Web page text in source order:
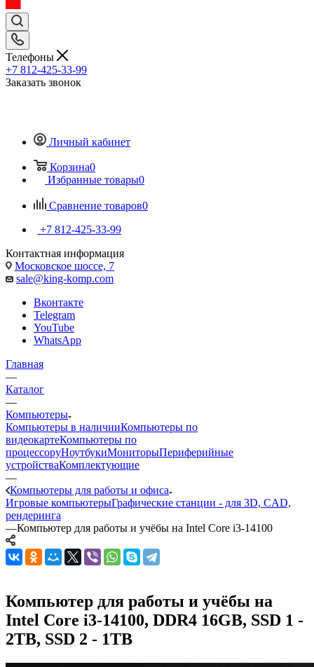
Телефоны
+7 812-425-33-99
Заказать звонок
Личный кабинет
Корзина0
Избранные товары0
Сравнение товаров0
+7 812-425-33-99
Контактная информация
Московское шоссе, 7
sale@king-komp.com
Вконтакте
Telegram
YouTube
WhatsApp
Главная
—
Каталог
—
Компьютеры
Компьютеры в наличииКомпьютеры по
видеокартеКомпьютеры по
процессоруНоутбукиМониторыПериферийные
устройстваКомплектующие
—
Компьютеры для работы и офиса
Игровые компьютерыГрафические станции - для 3D, CAD,
рендеринга
—Компьютер для работы и учёбы на Intel Core i3-14100
Компьютер для работы и учёбы на
Intel Core i3-14100, DDR4 16GB, SSD 1 -
2TB, SSD 2 - 1TB